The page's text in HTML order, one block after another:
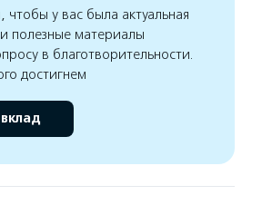
у вас была актуальная
полезные материалы
в благотворительности.
достигнем